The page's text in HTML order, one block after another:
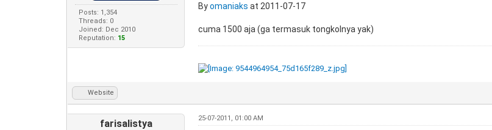
Posts: 1,354
Threads: 0
Joined: Dec 2010
Reputation: 15
Byomaniaks at 2011-07-17
cuma 1500 aja (ga termasuk tongkolnya yak)
Website
farisalistya 25-07-2011, 01:00 AM